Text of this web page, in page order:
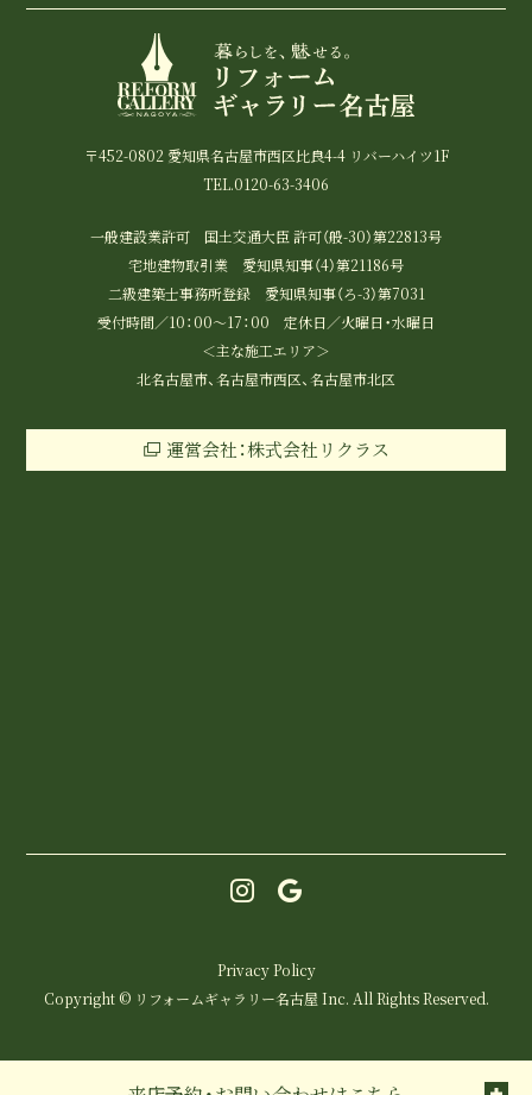
〒452-0802 愛知県名古屋市西区比良4-4 リバーハイツ1F
TEL.0120-63-3406
一般建設業許可 国土交通大臣 許可（般-30）第22813号
宅地建物取引業 愛知県知事（4）第21186号
二級建築士事務所登録 愛知県知事（ろ-3）第7031
受付時間／10：00～17：00 定休日／火曜日・水曜日
＜主な施工エリア＞
北名古屋市、名古屋市西区、名古屋市北区
運営会社：株式会社リクラス
Privacy Policy
Copyright © リフォームギャラリー名古屋 Inc. All Rights Reserved.